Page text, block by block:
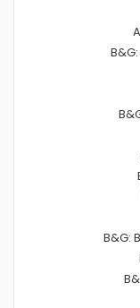
B&G: